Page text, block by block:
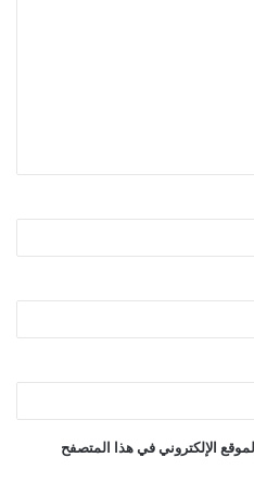
الإلكتروني في هذا المتصفح